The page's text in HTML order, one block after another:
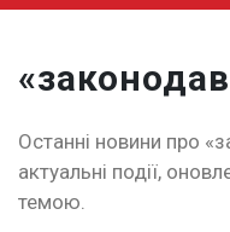
Останні новини про
актуальні події,
темою.